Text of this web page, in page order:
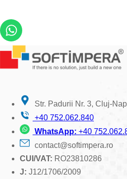
Str. Padurii Nr. 3, Cluj-
+40 752.062.840
WhatsApp: +40
contact@softimpera.ro
CUI/VAT: RO23810286
J: J12/1706/2009